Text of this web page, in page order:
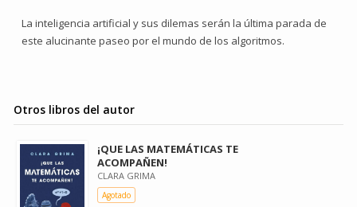
La inteligencia artificial y sus dilemas serán la última parada de
este alucinante paseo por el mundo de los algoritmos.
Otros libros del autor
¡QUE LAS MATEMÁTICAS TE
ACOMPAÑEN!
CLARA GRIMA
Agotado